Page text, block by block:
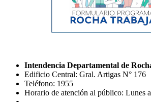
Intendencia Departamental de
Edificio Central: Gral. Artigas N° 176
Teléfono: 1955
Horario de atención al público: Lunes